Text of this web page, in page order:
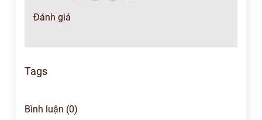
Đánh giá
Tags
Bình luận (0)